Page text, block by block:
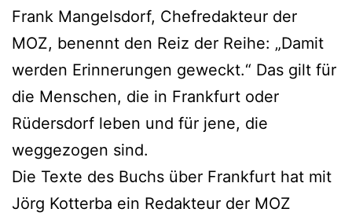
Frank Mangelsdorf, Chefredakteur der
MOZ, benennt den Reiz der Reihe: „Damit
werden Erinnerungen geweckt.“ Das gilt für
die Menschen, die in Frankfurt oder
Rüdersdorf leben und für jene, die
weggezogen sind.
Die Texte des Buchs über Frankfurt hat mit
Jörg Kotterba ein Redakteur der MOZ